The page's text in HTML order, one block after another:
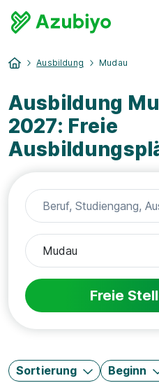
Ausbildung Mudau
Ausbildung
2027: Freie
Freie
Sortierung Beginn